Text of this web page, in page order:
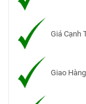
Giá Cạnh
Giao